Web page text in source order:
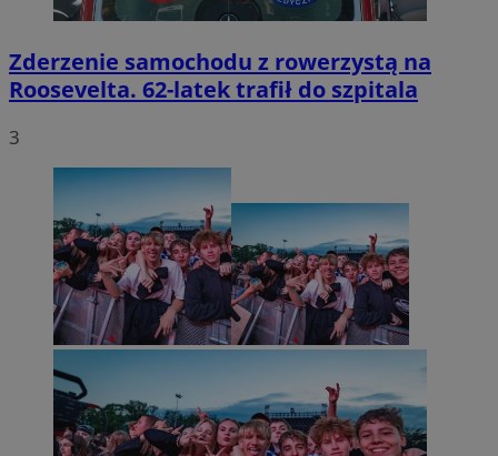
Zderzenie samochodu z rowerzystą na
Roosevelta. 62-latek trafił do szpitala
3